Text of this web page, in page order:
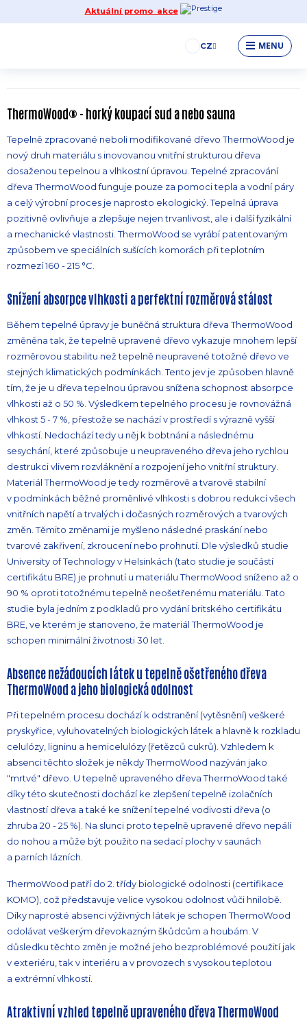
Aktuální promo akce
CZ MENU
Dřevo ThermoWood®, co to je?
ThermoWood® - horký koupací sud a nebo sauna
Tepelně zpracované neboli modifikované dřevo ThermoWood je
nový druh materiálu s inovovanou vnitřní strukturou dřeva
dosaženou tepelnou a vlhkostní úpravou. Tepelné zpracování
dřeva ThermoWood funguje pouze za pomoci tepla a vodní páry
a celý výrobní proces je naprosto ekologický. Tepelná úprava
pozitivně ovlivňuje a zlepšuje nejen trvanlivost, ale i další fyzikální
a mechanické vlastnosti. ThermoWood se vyrábí patentovaným
způsobem ve speciálních sušících komorách při teplotním
rozmezí 160 - 215 °C.
Snížení absorpce vlhkosti a perfektní rozměrová stálost
Během tepelné úpravy je buněčná struktura dřeva ThermoWood
změněna tak, že tepelně upravené dřevo vykazuje mnohem lepší
rozměrovou stabilitu než tepelně neupravené totožné dřevo ve
stejných klimatických podmínkách. Tento jev je způsoben hlavně
tím, že je u dřeva tepelnou úpravou snížena schopnost absorpce
vlhkosti až o 50 %. Výsledkem tepelného procesu je rovnovážná
vlhkost 5 - 7 %, přestože se nachází v prostředí s výrazně vyšší
vlhkostí. Nedochází tedy u něj k bobtnání a následnému
sesychání, které způsobuje u neupraveného dřeva jeho rychlou
destrukci vlivem rozvláknění a rozpojení jeho vnitřní struktury.
Materiál ThermoWood je tedy rozměrově a tvarově stabilní
v podmínkách běžné proměnlivé vlhkosti s dobrou redukcí všech
vnitřních napětí a trvalých i dočasných rozměrových a tvarových
změn. Těmito změnami je myšleno následné praskání nebo
tvarové zakřivení, zkroucení nebo prohnutí. Dle výsledků studie
University of Technology v Helsinkách (tato studie je součástí
certifikátu BRE) je prohnutí u materiálu ThermoWood sníženo až o
90 % oproti totožnému tepelně neošetřenému materiálu. Tato
studie byla jedním z podkladů pro vydání britského certifikátu
BRE, ve kterém je stanoveno, že materiál ThermoWood je
schopen minimální životnosti 30 let.
Absence nežádoucích látek u tepelně ošetřeného dřeva
ThermoWood a jeho biologická odolnost
Při tepelném procesu dochází k odstranění (vytěsnění) veškeré
pryskyřice, vyluhovatelných biologických látek a hlavně k rozkladu
celulózy, ligninu a hemicelulózy (řetězců cukrů). Vzhledem k
absenci těchto složek je někdy ThermoWood nazýván jako
"mrtvé" dřevo. U tepelně upraveného dřeva ThermoWood také
díky této skutečnosti dochází ke zlepšení tepelně izolačních
vlastností dřeva a také ke snížení tepelné vodivosti dřeva (o
zhruba 20 - 25 %). Na slunci proto tepelně upravené dřevo nepálí
do nohou a může být použito na sedací plochy v saunách
a parních lázních.
ThermoWood patří do 2. třídy biologické odolnosti (certifikace
KOMO), což představuje velice vysokou odolnost vůči hnilobě.
Díky naprosté absenci výživných látek je schopen ThermoWood
odolávat veškerým dřevokazným škůdcům a houbám. V
důsledku těchto změn je možné jeho bezproblémové použití jak
v exteriéru, tak v interiéru a v provozech s vysokou teplotou
a extrémní vlhkostí.
Atraktivní vzhled tepelně upraveného dřeva ThermoWood